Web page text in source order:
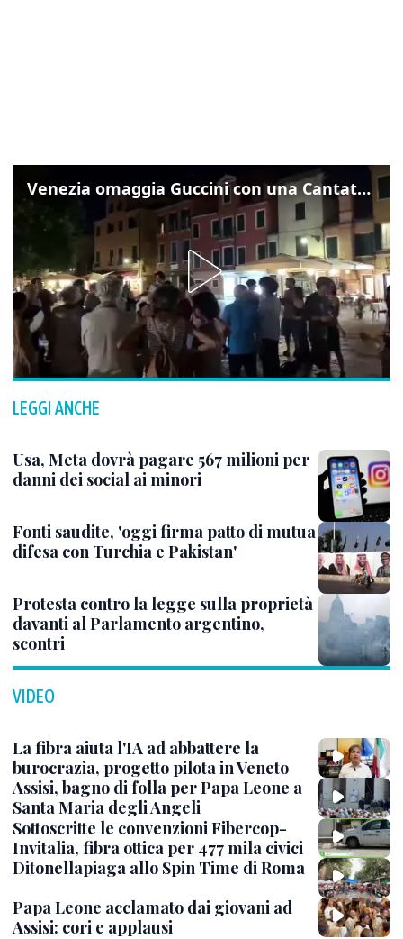
Venezia omaggia Guccini con una Cantata Anarchica in campo Santa Margherita
LEGGI ANCHE
Usa, Meta dovrà pagare 567 milioni per
danni dei social ai minori
Fonti saudite, 'oggi firma patto di mutua
difesa con Turchia e Pakistan'
Protesta contro la legge sulla proprietà
davanti al Parlamento argentino,
scontri
VIDEO
La fibra aiuta l'IA ad abbattere la
burocrazia, progetto pilota in Veneto
Assisi, bagno di folla per Papa Leone a
Santa Maria degli Angeli
Sottoscritte le convenzioni Fibercop-
Invitalia, fibra ottica per 477 mila civici
Ditonellapiaga allo Spin Time di Roma
Papa Leone acclamato dai giovani ad
Assisi: cori e applausi